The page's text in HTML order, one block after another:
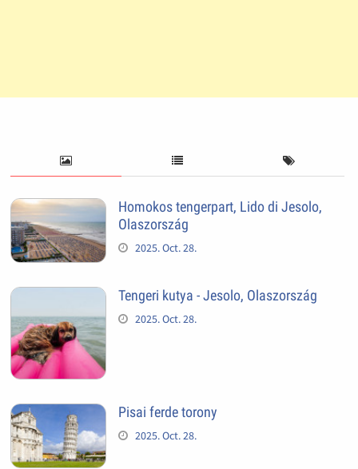
Homokos tengerpart, Lido di Jesolo,
Olaszország
2025. Oct. 28.
Tengeri kutya - Jesolo, Olaszország
2025. Oct. 28.
Pisai ferde torony
2025. Oct. 28.